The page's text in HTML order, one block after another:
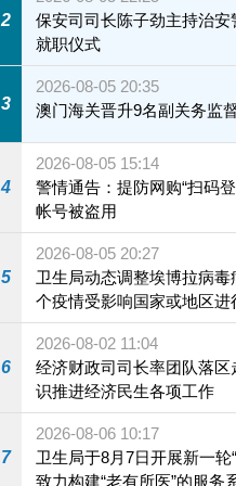
2
保安司司长陈子劲主持治
就职仪式
3
2026-08-05 20:35
澳门海关晋升9名副关务监
4
2026-08-05 15:14
警情通告：提防网购“扫码
帐号被盗用
5
2026-08-05 20:27
卫生局动态调整埃博拉病
个疫情受影响国家或地区进
施
6
2026-08-02 11:04
经济财政司司长率团队落
识推进经济民生各项工作
7
2026-08-06 10:17
卫生局于8月7日开展新一轮
致力构建“老有所医”的服务